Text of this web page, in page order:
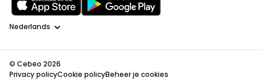
Taal
© Cebeo 2026
Privacy policyCookie policyBeheer je cookies